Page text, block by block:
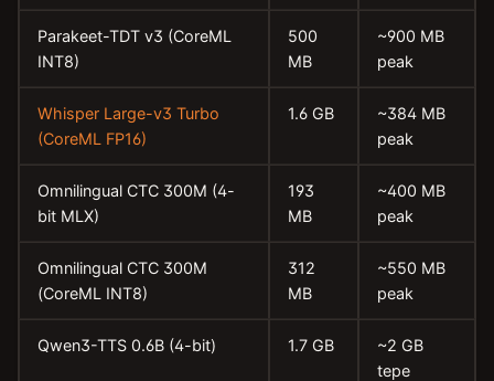
Parakeet-TDT v3 (CoreML
INT8)
500
MB
~900 MB
peak
Whisper Large-v3 Turbo
(CoreML FP16)
1.6 GB
~384 MB
peak
Omnilingual CTC 300M (4-
bit MLX)
193
MB
~400 MB
peak
Omnilingual CTC 300M
(CoreML INT8)
312
MB
~550 MB
peak
Qwen3-TTS 0.6B (4-bit) 1.7 GB
~2 GB
tepe